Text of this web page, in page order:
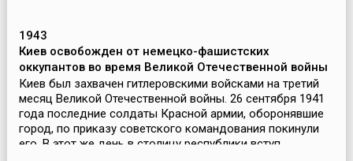
1943
Киев освобожден от немецко-фашистских
оккупантов во время Великой Отечественной войны
Киев был захвачен гитлеровскими войсками на третий
месяц Великой Отечественной войны. 26 сентября 1941
года последние солдаты Красной армии, оборонявшие
город, по приказу советского командования покинули
его. В этот же день в столицу республики вступ...